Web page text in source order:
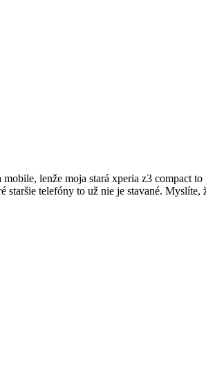
lenže moja stará xperia z3 compact
staršie telefóny to už nie je stavané.